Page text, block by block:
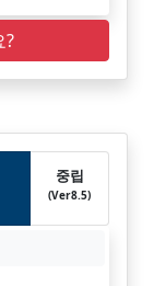
?
중립
(Ver8.5)